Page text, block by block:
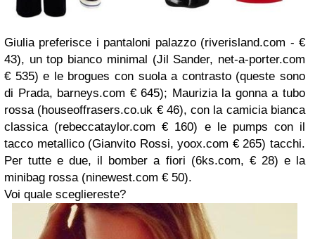
Giulia preferisce i pantaloni palazzo (riverisland.com - €
43), un top bianco minimal (Jil Sander, net-a-porter.com
€ 535) e le brogues con suola a contrasto (queste sono
di Prada, barneys.com € 645); Maurizia la gonna a tubo
rossa (houseoffrasers.co.uk € 46), con la camicia bianca
classica (rebeccataylor.com € 160) e le pumps con il
tacco metallico (Gianvito Rossi, yoox.com € 265) tacchi.
Per tutte e due, il bomber a fiori (6ks.com, € 28) e la
minibag rossa (ninewest.com € 50).
Voi quale scegliereste?